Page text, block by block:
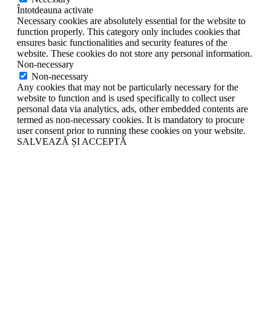
Întotdeauna activate
Necessary cookies are absolutely essential for the website to
function properly. This category only includes cookies that
ensures basic functionalities and security features of the
website. These cookies do not store any personal information.
Non-necessary
Non-necessary
Any cookies that may not be particularly necessary for the
website to function and is used specifically to collect user
personal data via analytics, ads, other embedded contents are
termed as non-necessary cookies. It is mandatory to procure
user consent prior to running these cookies on your website.
SALVEAZĂ ȘI ACCEPTĂ